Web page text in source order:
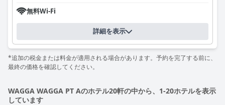
無料Wi-Fi
詳細を表示
*追加の税金または料金が適用される場合があります。予約を完了する前に、
最終の価格を確認してください。
WAGGA WAGGA PT Aのホテル20軒の中から、1-20ホテルを表示
しています